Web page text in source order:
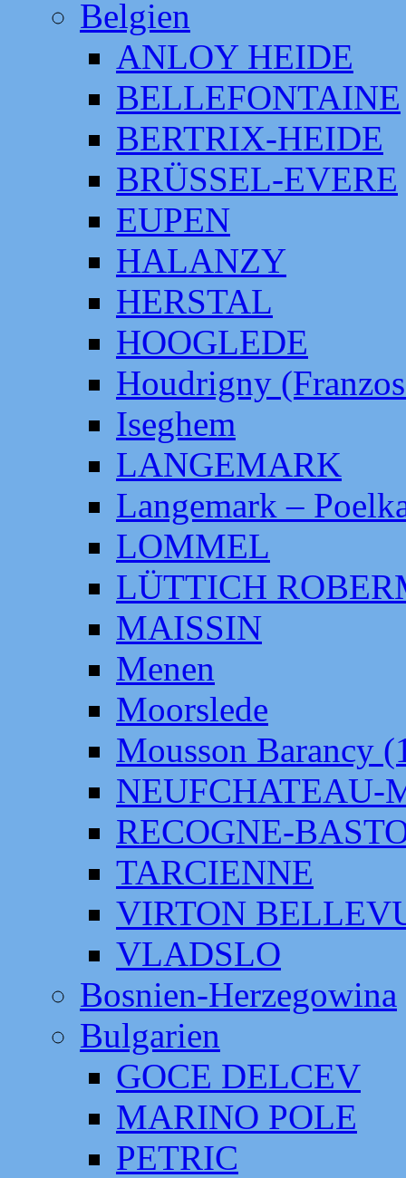
Belgien
ANLOY HEIDE
BELLEFONTAINE
BERTRIX-HEIDE
BRÜSSEL-EVERE
EUPEN
HALANZY
HERSTAL
HOOGLEDE
Houdrigny
Iseghem
LANGEMARK
Langemark –
LOMMEL
LÜTTICH
MAISSIN
Menen
Moorslede
Mousson Barancy
NEUFCHATEAU-
RECOGNE-
TARCIENNE
VIRTON
VLADSLO
Bosnien-Herzegowina
Bulgarien
GOCE DELCEV
MARINO POLE
PETRIC